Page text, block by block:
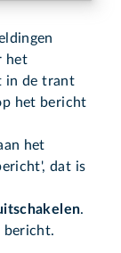
het
in de trant
het bericht
het
dat is
.
bericht.